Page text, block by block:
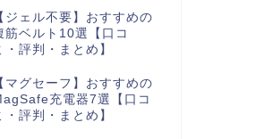
ジェル不要】おすすめの
筋ベルト10選【口コ
・評判・まとめ】
マグセーフ】おすすめの
充電器7選【口コ
・評判・まとめ】